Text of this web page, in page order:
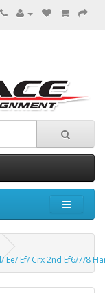
Ef/ Crx 2nd Ef6/7/8